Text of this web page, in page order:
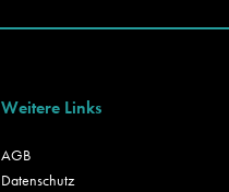
Weitere Links
AGB
Datenschutz